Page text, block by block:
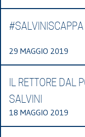
#SALVINISCAPPA
29 MAGGIO 2019
IL RETTORE DAL
SALVINI
18 MAGGIO 2019